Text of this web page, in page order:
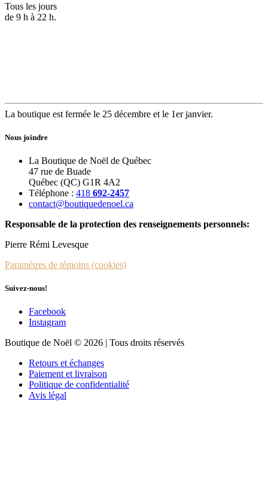
Tous les jours
de 9 h à 22 h.
La boutique est fermée le 25 décembre et le 1er janvier.
Nous joindre
La Boutique de Noël de Québec
47 rue de Buade
Québec (QC) G1R 4A2
Téléphone : 418 692-2457
contact@boutiquedenoel.ca
Responsable de la protection des renseignements personnels:
Pierre Rémi Levesque
Paramètres de témoins (cookies)
Suivez-nous!
Facebook
Instagram
Boutique de Noël © 2026 | Tous droits réservés
Retours et échanges
Paiement et livraison
Politique de confidentialité
Avis légal